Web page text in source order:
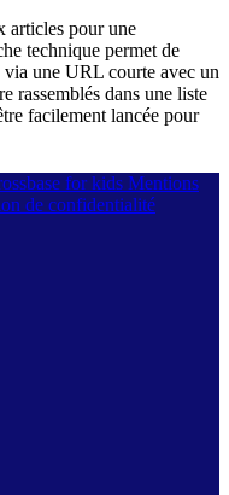
articles pour une
technique permet de
une URL courte avec un
rassemblés dans une liste
facilement lancée pour
for kids Mentions
de confidentialité